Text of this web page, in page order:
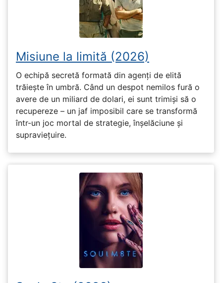
Misiune la limită (2026)
O echipă secretă formată din agenți de elită
trăiește în umbră. Când un despot nemilos fură o
avere de un miliard de dolari, ei sunt trimiși să o
recupereze – un jaf imposibil care se transformă
într-un joc mortal de strategie, înșelăciune și
supraviețuire.